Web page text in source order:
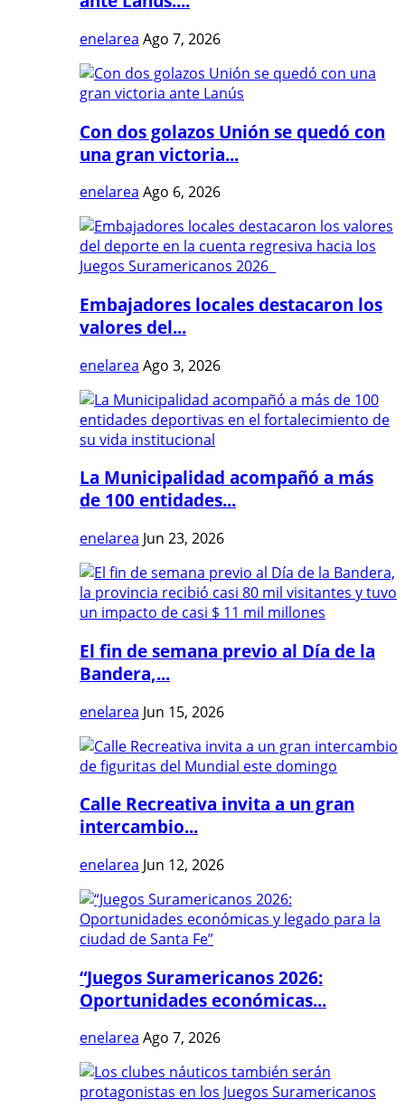
enelarea Ago 7, 2026
Con dos golazos Unión se quedó con
una gran victoria...
enelarea Ago 6, 2026
Embajadores locales destacaron los
valores del...
enelarea Ago 3, 2026
La Municipalidad acompañó a más
de 100 entidades...
enelarea Jun 23, 2026
El fin de semana previo al Día de la
Bandera,...
enelarea Jun 15, 2026
Calle Recreativa invita a un gran
intercambio...
enelarea Jun 12, 2026
“Juegos Suramericanos 2026:
Oportunidades económicas...
enelarea Ago 7, 2026